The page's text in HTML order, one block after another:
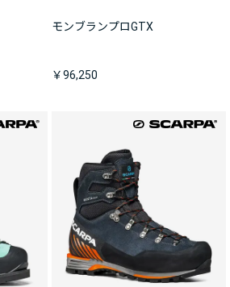
モンブランプロGTX
￥96,250